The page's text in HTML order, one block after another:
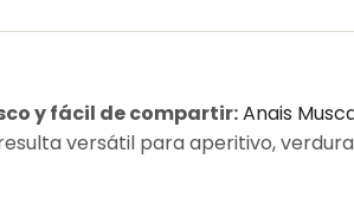
y fácil de compartir:Anais
versátil para aperitivo,